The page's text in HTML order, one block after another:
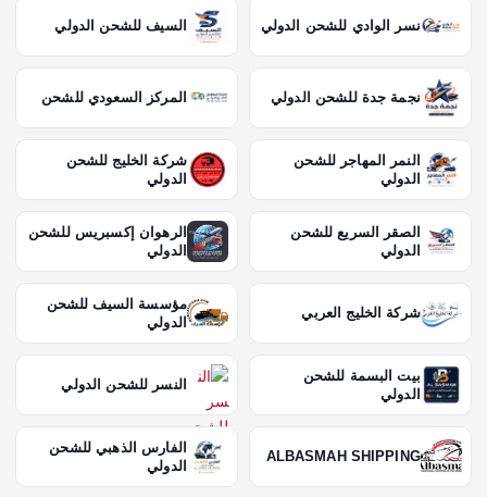
نسر الوادي للشحن الدولي السيف للشحن الدولي
نجمة جدة للشحن الدولي المركز السعودي للشحن
النمر المهاجر للشحن
الدولي
شركة الخليج للشحن
الدولي
الصقر السريع للشحن
الدولي
الرهوان إكسبريس للشحن
الدولي
شركة الخليج العربي
مؤسسة السيف للشحن
الدولي
بيت البسمة للشحن
الدولي
النسر للشحن الدولي
ALBASMAH SHIPPING
الفارس الذهبي للشحن
الدولي